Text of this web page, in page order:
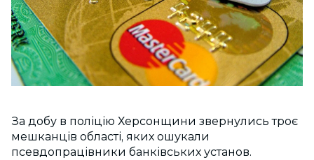
За добу в поліцію Херсонщини звернулись троє
мешканців області, яких ошукали
псевдопрацівники банківських установ.